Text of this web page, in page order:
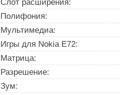
Слот расширения:
Полифония:
Мультимедиа:
Игры для Nokia E72:
Матрица:
Разрешение:
Зум: